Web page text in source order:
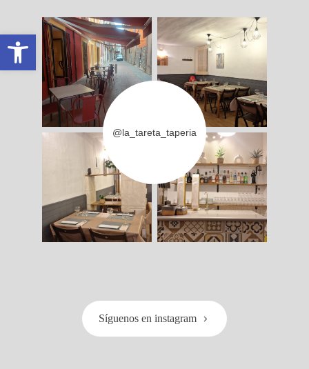
Abrir barra de herramientas
@la_tareta_taperia
Síguenos en instagram